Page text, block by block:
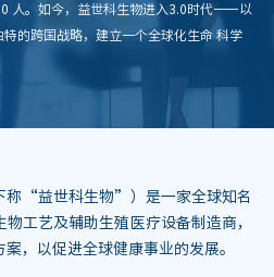
人。如今，益世科生物进入3.0时代——以
的跨国战略，建立一个全球化生命 科学
称“益世科生物”）是一家全球知名
工艺及辅助生殖医疗设备制造商，
，以促进全球健康事业的发展。